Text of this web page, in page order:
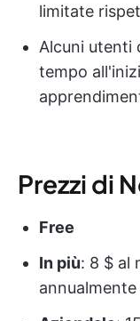
limitate
Alcuni utenti
tempo
Prezzi di
Free
In più: 8 $ al
annualmente